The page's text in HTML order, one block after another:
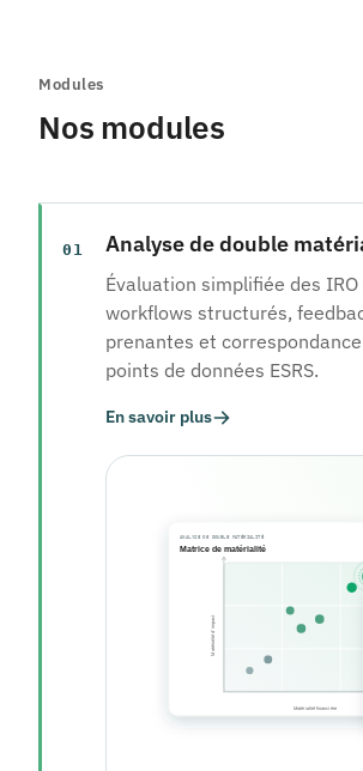
Modules
Nos modules
01 Analyse de double
Évaluation simplifiée des IRO
workflows structurés,
prenantes et
points de données ESRS.
En savoir plus